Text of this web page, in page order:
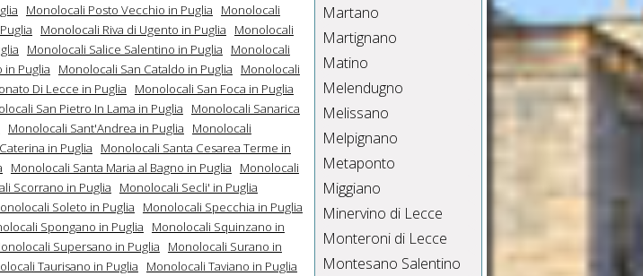
Monolocali Posto Vecchio in Puglia
Monolocali
Monolocali Riva di Ugento in Puglia
Monolocali
Monolocali Salice Salentino in Puglia
Monolocali
in Puglia Monolocali San Cataldo in Puglia
Monolocali
Di Lecce in Puglia
Monolocali San Foca in Puglia
San Pietro In Lama in Puglia
Monolocali Sanarica
Monolocali Sant'Andrea in Puglia
Monolocali
in Puglia
Monolocali Santa Cesarea Terme in
Monolocali Santa Maria al Bagno in Puglia
Monolocali
Scorrano in Puglia
Monolocali Secli' in Puglia
Soleto in Puglia
Monolocali Specchia in Puglia
Spongano in Puglia
Monolocali Squinzano in
Supersano in Puglia
Monolocali Surano in
Taurisano in Puglia
Monolocali Taviano in Puglia
Martano
Martignano
Matino
Melendugno
Melissano
Melpignano
Metaponto
Miggiano
Minervino di Lecce
Monteroni di Lecce
Montesano Salentino